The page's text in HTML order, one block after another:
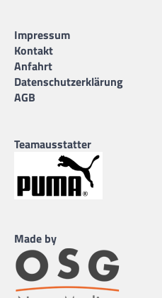
Impressum
Kontakt
Anfahrt
Datenschutzerklärung
AGB
Teamausstatter
Made by